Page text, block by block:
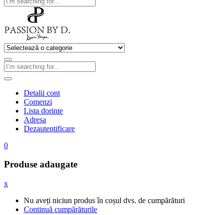
Detalii cont
Comenzi
Lista dorinte
Adresa
Dezautentificare
0
Produse adaugate
x
Nu aveți niciun produs în coșul dvs. de cumpărături
Continuă cumpărăturile